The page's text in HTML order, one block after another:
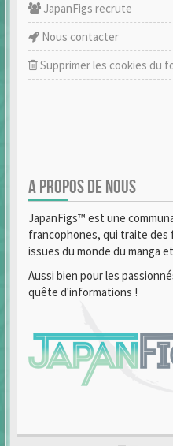
JapanFigs recrute
Nous contacter
Supprimer les cookies du
A PROPOS DE NOUS
JapanFigs™ est une
francophones, qui traite
issues du monde du manga
Aussi bien pour les
quête d'informations !